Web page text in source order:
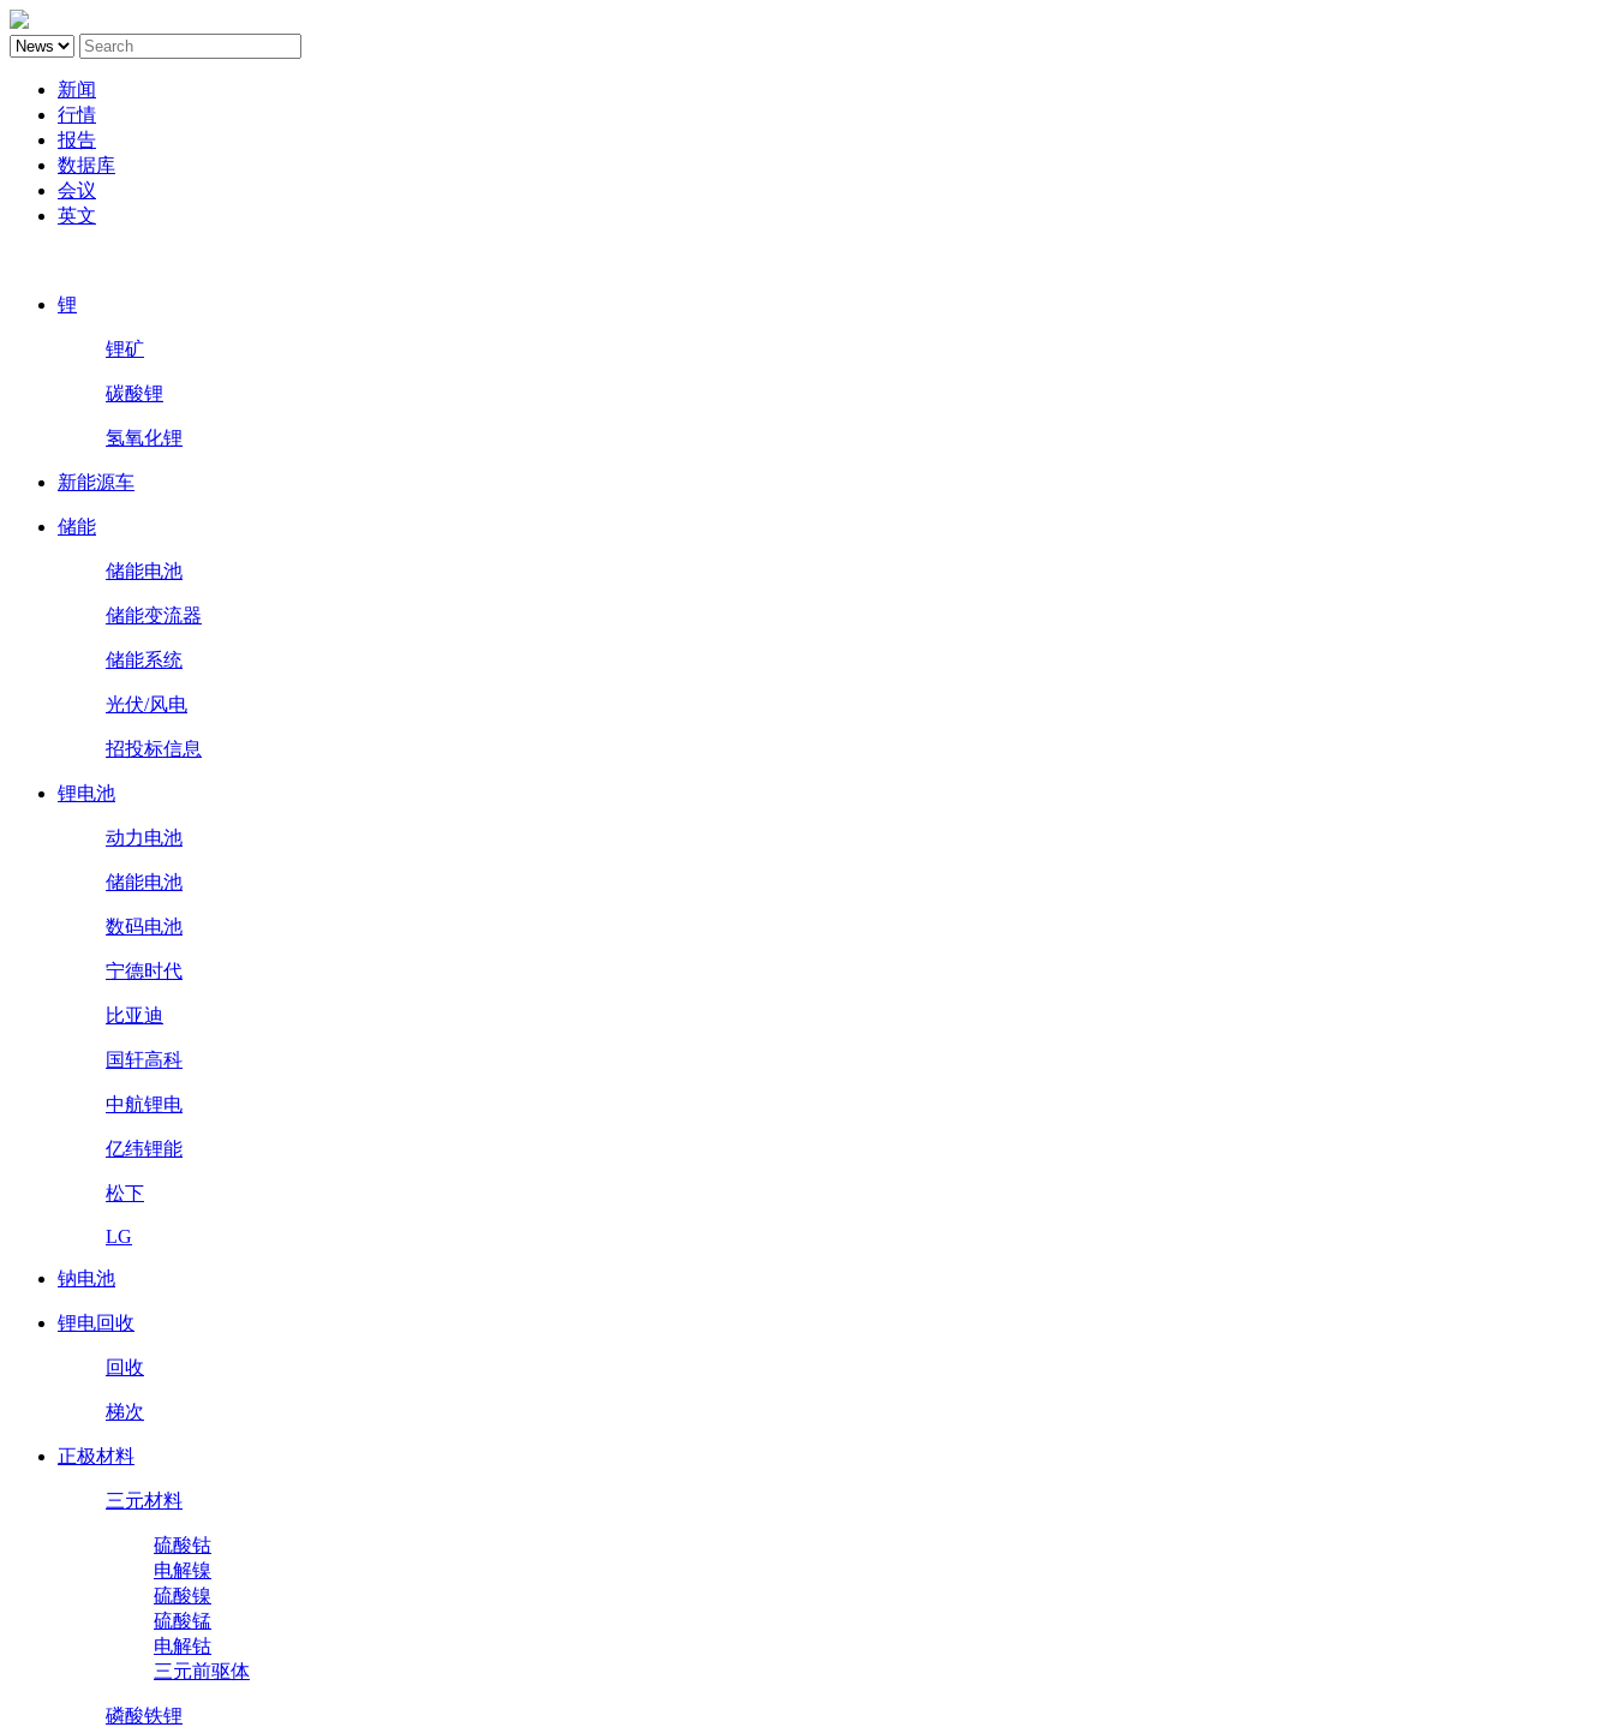
新闻
行情
报告
数据库
会议
英文
锂
锂矿
碳酸锂
氢氧化锂
新能源车
储能
储能电池
储能变流器
储能系统
光伏/风电
招投标信息
锂电池
动力电池
储能电池
数码电池
宁德时代
比亚迪
国轩高科
中航锂电
亿纬锂能
松下
LG
钠电池
锂电回收
回收
梯次
正极材料
三元材料
硫酸钴
电解镍
硫酸镍
硫酸锰
电解钴
三元前驱体
磷酸铁锂